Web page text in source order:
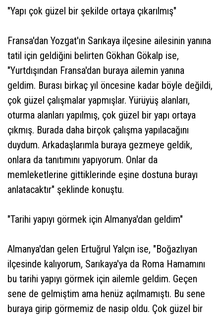
"Yapı çok güzel bir şekilde ortaya çıkarılmış"
Fransa'dan Yozgat'ın Sarıkaya ilçesine ailesinin yanına
tatil için geldiğini belirten Gökhan Gökalp ise,
"Yurtdışından Fransa'dan buraya ailemin yanına
geldim. Burası birkaç yıl öncesine kadar böyle değildi,
çok güzel çalışmalar yapmışlar. Yürüyüş alanları,
oturma alanları yapılmış, çok güzel bir yapı ortaya
çıkmış. Burada daha birçok çalışma yapılacağını
duydum. Arkadaşlarımla buraya gezmeye geldik,
onlara da tanıtımını yapıyorum. Onlar da
memleketlerine gittiklerinde eşine dostuna burayı
anlatacaktır" şeklinde konuştu.
"Tarihi yapıyı görmek için Almanya'dan geldim"
Almanya'dan gelen Ertuğrul Yalçın ise, "Boğazlıyan
ilçesinde kalıyorum, Sarıkaya'ya da Roma Hamamını
bu tarihi yapıyı görmek için ailemle geldim. Geçen
sene de gelmiştim ama henüz açılmamıştı. Bu sene
buraya girip görmemiz de nasip oldu. Çok güzel bir